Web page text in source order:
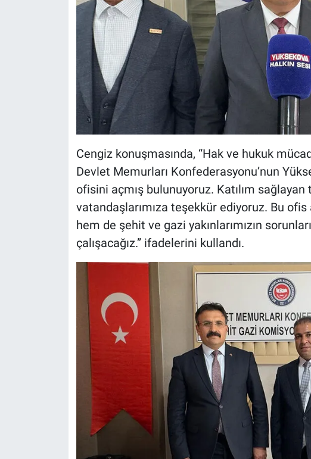
Cengiz konuşmasında, “Hak ve hukuk
Devlet Memurları Konfederasyonu’nun
ofisini açmış bulunuyoruz. Katılım
vatandaşlarımıza teşekkür ediyoruz. Bu ofis
hem de şehit ve gazi yakınlarımızın
çalışacağız.” ifadelerini kullandı.